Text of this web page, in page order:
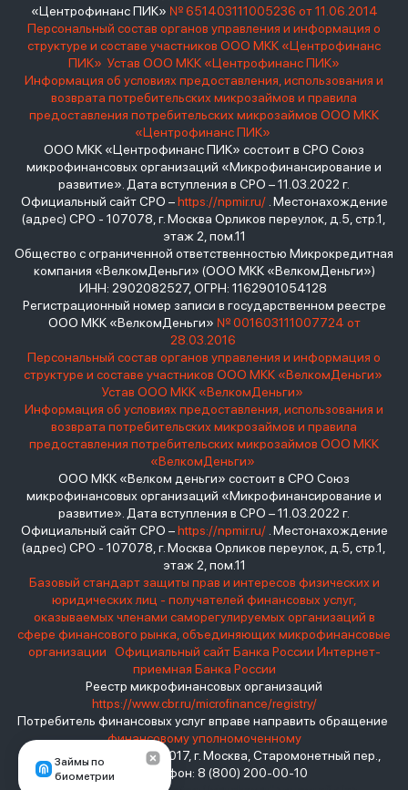
Займы по
биометрии
«Центрофинанс ПИК» № 651403111005236 от 11.06.2014
Персональный состав органов управления и информация о
структуре и составе участников ООО МКК «Центрофинанс
ПИК» Устав ООО МКК «Центрофинанс ПИК»
Информация об условиях предоставления, использования и
возврата потребительских микрозаймов и правила
предоставления потребительских микрозаймов ООО МКК
«Центрофинанс ПИК»
ООО МКК «Центрофинанс ПИК» состоит в СРО Союз
микрофинансовых организаций «Микрофинансирование и
развитие». Дата вступления в СРО – 11.03.2022 г.
Официальный сайт СРО –https://npmir.ru/. Местонахождение
(адрес) СРО - 107078, г. Москва Орликов переулок, д.5, стр.1,
этаж 2, пом.11
Общество с ограниченной ответственностью Микрокредитная
компания «ВелкомДеньги» (ООО МКК «ВелкомДеньги»)
ИНН: 2902082527, ОГРН: 1162901054128
Регистрационный номер записи в государственном реестре
ООО МКК «ВелкомДеньги» № 001603111007724 от
28.03.2016
Персональный состав органов управления и информация о
структуре и составе участников ООО МКК «ВелкомДеньги»
Устав ООО МКК «ВелкомДеньги»
Информация об условиях предоставления, использования и
возврата потребительских микрозаймов и правила
предоставления потребительских микрозаймов ООО МКК
«ВелкомДеньги»
ООО МКК «Велком деньги» состоит в СРО Союз
микрофинансовых организаций «Микрофинансирование и
развитие». Дата вступления в СРО – 11.03.2022 г.
Официальный сайт СРО –https://npmir.ru/. Местонахождение
(адрес) СРО - 107078, г. Москва Орликов переулок, д.5, стр.1,
этаж 2, пом.11
Базовый стандарт защиты прав и интересов физических и
юридических лиц - получателей финансовых услуг,
оказываемых членами саморегулируемых организаций в
сфере финансового рынка, объединяющих микрофинансовые
организации
Официальный сайт Банка России Интернет-
приемная Банка России
Реестр микрофинансовых организаций
https://www.cbr.ru/microfinance/registry/
Потребитель финансовых услуг вправе направить обращение
финансовому уполномоченному
Место нахождения: 119017, г. Москва, Старомонетный пер.,
дом 3 Телефон: 8 (800) 200-00-10